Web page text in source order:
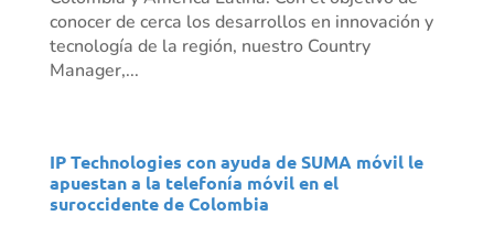
conocer de cerca los desarrollos en innovación y
tecnología de la región, nuestro Country
Manager,...
IP Technologies con ayuda de SUMA móvil le
apuestan a la telefonía móvil en el
suroccidente de Colombia